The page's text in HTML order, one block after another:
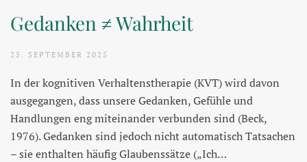
Gedanken ≠ Wahrheit
25. SEPTEMBER 2025
In der kognitiven Verhaltenstherapie (KVT) wird davon
ausgegangen, dass unsere Gedanken, Gefühle und
Handlungen eng miteinander verbunden sind (Beck,
1976). Gedanken sind jedoch nicht automatisch Tatsachen
– sie enthalten häufig Glaubenssätze („Ich…